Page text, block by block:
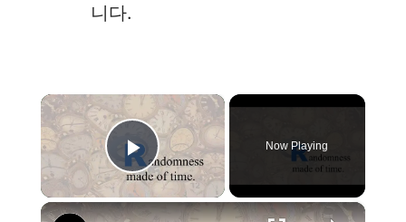
니다.
×
Play Video
Now Playing
×